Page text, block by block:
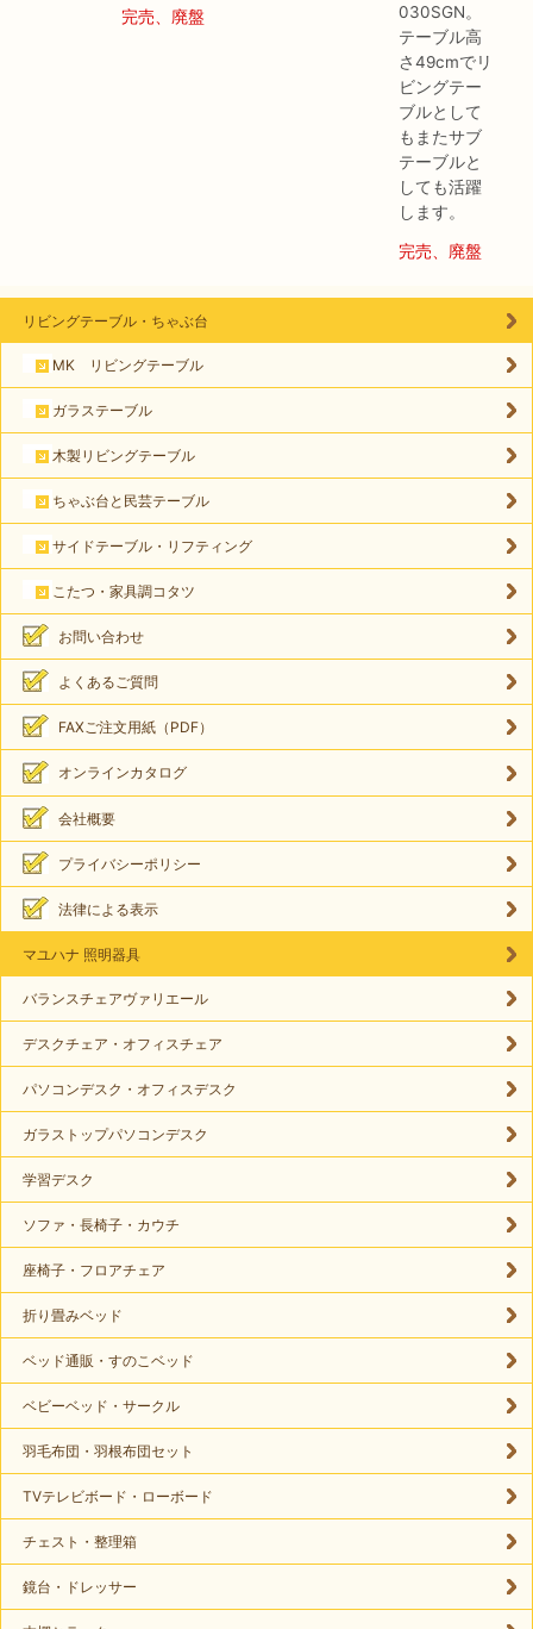
完売、廃盤
030SGN。
テーブル高
さ49cmでリ
ビングテー
ブルとして
もまたサブ
テーブルと
しても活躍
します。
完売、廃盤
リビングテーブル・ちゃぶ台
MK リビングテーブル
ガラステーブル
木製リビングテーブル
ちゃぶ台と民芸テーブル
サイドテーブル・リフティング
こたつ・家具調コタツ
お問い合わせ
よくあるご質問
FAXご注文用紙（PDF）
オンラインカタログ
会社概要
プライバシーポリシー
法律による表示
マユハナ 照明器具
バランスチェアヴァリエール
デスクチェア・オフィスチェア
パソコンデスク・オフィスデスク
ガラストップパソコンデスク
学習デスク
ソファ・長椅子・カウチ
座椅子・フロアチェア
折り畳みベッド
ベッド通販・すのこベッド
ベビーベッド・サークル
羽毛布団・羽根布団セット
TVテレビボード・ローボード
チェスト・整理箱
鏡台・ドレッサー